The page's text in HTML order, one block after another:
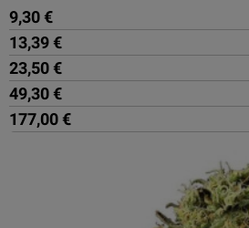
9,30 €
13,39 €
23,50 €
49,30 €
177,00 €